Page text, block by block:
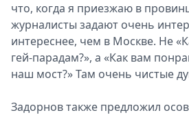
что, когда я приезжаю в
журналисты задают очень
интереснее, чем в Москве. Не
гей-парадам?», а «Как вам
наш мост?» Там очень чистые
Задорнов также предложил